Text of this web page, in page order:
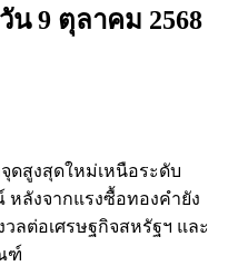
น 9 ตุลาคม 2568
ดสูงสุดใหม่เหนือระดับ
หลังจากแรงซื้อทองคำยัง
ลต่อเศรษฐกิจสหรัฐฯ และ
ฑ์